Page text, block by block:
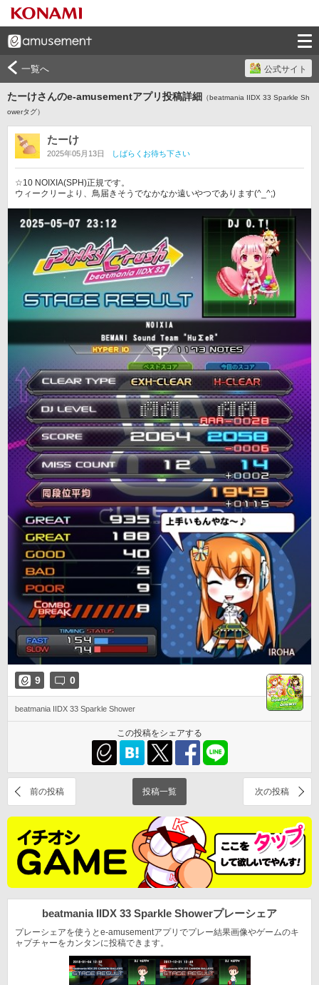
一覧へ 公式サイト
たーけさんのe-amusementアプリ投稿詳細 （beatmania IIDX 33 Sparkle Sh
owerタグ）
たーけ
2025年05月13日 しばらくお待ち下さい
☆10 NOIXIA(SPH)正規です。
ウィークリーより、鳥届きそうでなかなか遠いやつであります(^_^;)
9 0
beatmania IIDX 33 Sparkle Shower
この投稿をシェアする
前の投稿 投稿一覧 次の投稿
beatmania IIDX 33 Sparkle Showerプレーシェア
プレーシェアを使うとe-amusementアプリでプレー結果画像やゲームのキ
ャプチャーをカンタンに投稿できます。